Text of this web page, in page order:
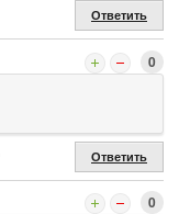
Ответить
0
Ответить
0